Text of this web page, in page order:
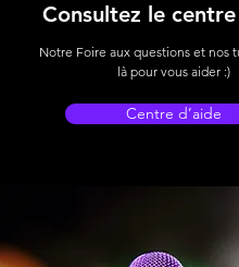
Consultez le centre
Notre Foire aux questions et nos
là pour vous aider :)
Centre d’aide